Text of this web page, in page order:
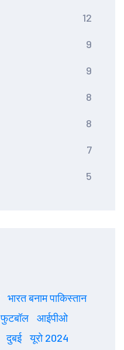
12
9
9
8
8
7
5
भारत बनाम पाकिस्तान
फुटबॉल
आईपीओ
दुबई
यूरो 2024